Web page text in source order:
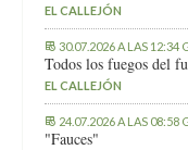
EL CALLEJÓN
30.07.2026 A LAS 12:34
Todos los fuegos del
EL CALLEJÓN
24.07.2026 A LAS 08:58
"Fauces"